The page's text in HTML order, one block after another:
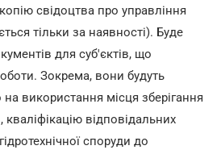
свідоцтва про управління
тільки за наявності). Буде
для суб'єктів, що
Зокрема, вони будуть
використання місця зберігання
відповідальних
споруди до